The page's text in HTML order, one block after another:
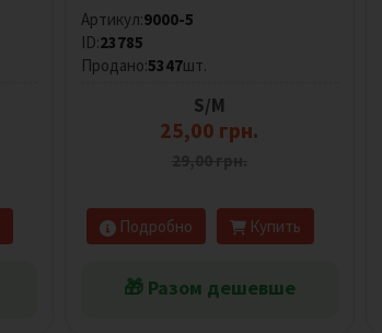
Артикул:9000-5
ID:23785
Продано:5347шт.
S/M
25,00 грн.
Подробно Купить
🎁 Разом дешевше